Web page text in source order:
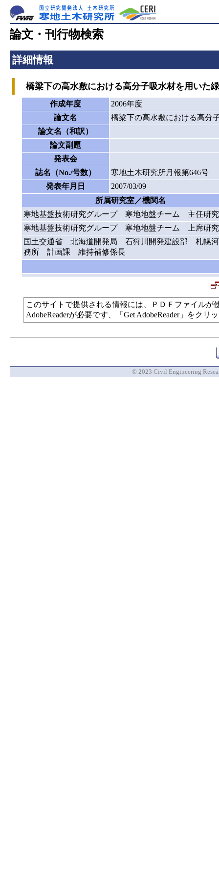
論文・刊行物検索
詳細情報
橋梁下の高水敷における高分子吸水材を用いた
作成年度
2006年度
論文名
橋梁下の高水敷における高分
論文名（和訳）
論文副題
発表会
誌名（No./号数）
寒地土木研究所月報第646号
発表年月日
2007/03/09
所属研究室／機関名
寒地基盤技術研究グループ 寒地地盤チーム 主任研
寒地基盤技術研究グループ 寒地地盤チーム 上席研
国土交通省 北海道開発局 石狩川開発建設部 札幌
務所 計画課 維持補修係長
このサイトで提供される情報には、ＰＤＦファイル
AdobeReaderが必要です、「Get AdobeReader」をク
© 2023 Civil Engineering